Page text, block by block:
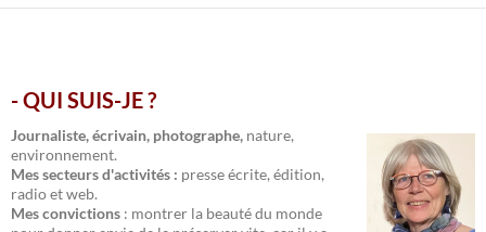
- QUI SUIS-JE ?
Journaliste, écrivain, photographe, nature,
environnement.
Mes secteurs d'activités : presse écrite, édition,
radio et web.
Mes convictions : montrer la beauté du monde